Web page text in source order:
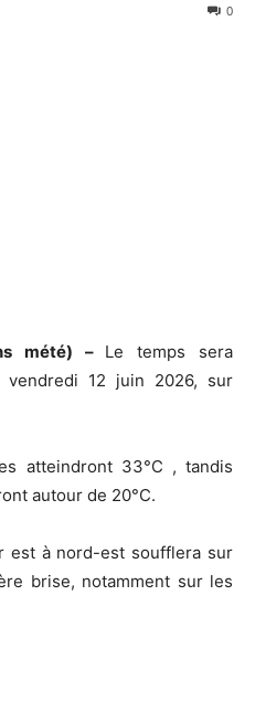
0
mété) –
Le temps sera
vendredi 12 juin 2026, sur
atteindront 33°C , tandis
autour de 20°C.
est à nord-est soufflera sur
brise, notamment sur les